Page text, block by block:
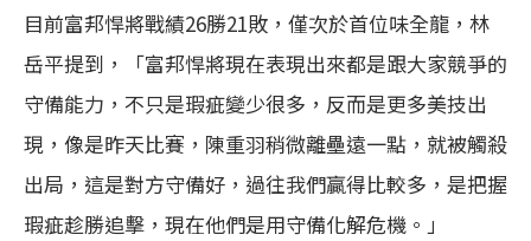
目前富邦悍將戰績26勝21敗，僅次於首位味全龍，林
岳平提到，「富邦悍將現在表現出來都是跟大家競爭的
守備能力，不只是瑕疵變少很多，反而是更多美技出
現，像是昨天比賽，陳重羽稍微離壘遠一點，就被觸殺
出局，這是對方守備好，過往我們贏得比較多，是把握
瑕疵趁勝追擊，現在他們是用守備化解危機。」